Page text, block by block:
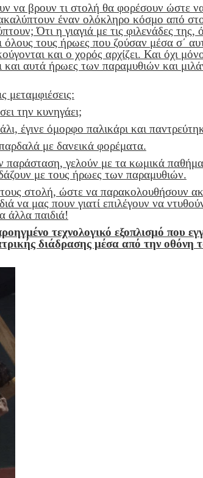
να βρουν τι στολή θα φορέσουν ώστε
έναν ολόκληρο κόσμο από
Ότι η γιαγιά με τις φιλενάδες της,
τους ήρωες που ζούσαν μέσα σ΄
και ο χορός αρχίζει. Και όχι
και αυτά ήρωες των παραμυθιών και
μεταμφιέσεις:
την κυνηγάει;
έγινε όμορφο παλικάρι και
με δανεικά φορέματα.
παράσταση, γελούν με τα κωμικά
με τους ήρωες των παραμυθιών.
στολή, ώστε να παρακολουθήσουν
να μας πουν γιατί επιλέγουν να
άλλα παιδιά!
τεχνολογικό εξοπλισμό που
διάδρασης μέσα από την οθόνη